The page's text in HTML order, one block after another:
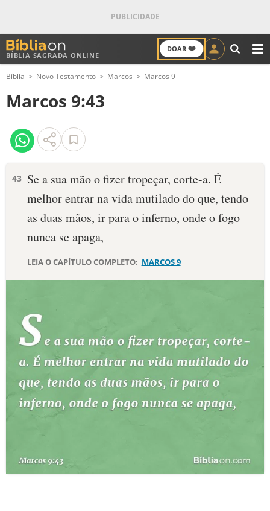
BÍBLIA SAGRADA ONLINE
DOAR ❤️
ANTIGO TESTAMENTO
NOVO TESTAMENTO
VERSÍCULOS
PALAVRA DO DIA
DEVOCIONAL DIÁRIO
ESTUDOS BÍBLICOS
ESBOÇOS DE PREGAÇÃO
TEMAS
PERGUNTE À BÍBLIA
QUEM SOMOS
Bíblia Novo Testamento Marcos Marcos 9
Marcos 9:43
43 Se a sua mão o fizer tropeçar, corte-a. É
melhor entrar na vida mutilado do que, tendo
as duas mãos, ir para o inferno, onde o fogo
nunca se apaga,
LEIA O CAPÍTULO COMPLETO: MARCOS 9